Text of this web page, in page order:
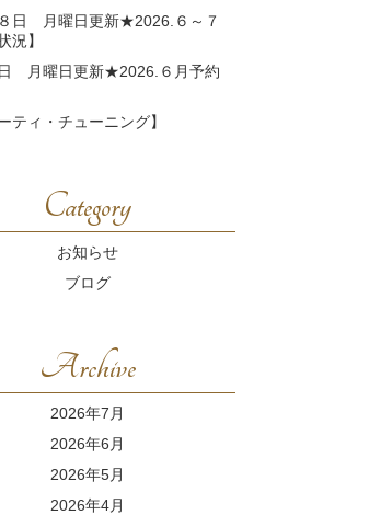
８日 月曜日更新★2026.６～７
況】
月曜日更新★2026.６月予約
ティ・チューニング】
Category
お知らせ
ブログ
Archive
2026年7月
2026年6月
2026年5月
2026年4月